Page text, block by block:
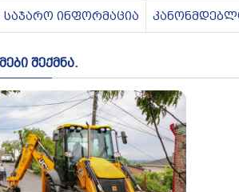
საჯარო ინფორმაცია
შექმნა.